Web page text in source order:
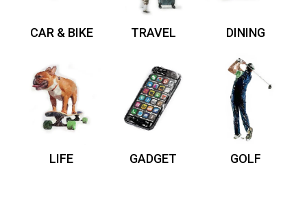
CAR & BIKE TRAVEL DINING
LIFE GADGET GOLF